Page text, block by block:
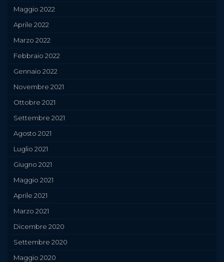
Maggio 2022
Aprile 2022
Marzo 2022
Febbraio 2022
Gennaio 2022
Novembre 2021
Ottobre 2021
Settembre 2021
Agosto 2021
Luglio 2021
Giugno 2021
Maggio 2021
Aprile 2021
Marzo 2021
Dicembre 2020
Settembre 2020
Maggio 2020